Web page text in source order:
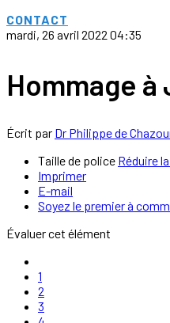
CONTACT
mardi, 26 avril 2022 04:35
Hommage
Écrit par Dr Philippe de
Taille de police Réduire
Imprimer
E-mail
Soyez le premier à
Évaluer cet élément
1
2
3